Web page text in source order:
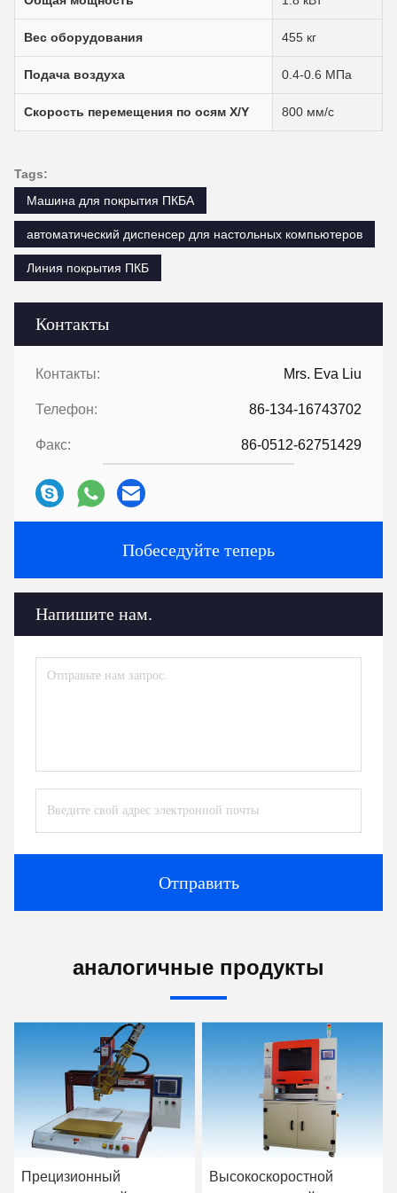
Контакты
Контакты: Mrs. Eva Liu
Телефон: 86-134-16743702
Факс: 86-0512-62751429
Побеседуйте теперь
Напишите нам.
Отправить
Вес оборудования 455 кг
Подача воздуха 0.4-0.6 МПа
Скорость перемещения по осям X/Y 800 мм/с
Tags:
Машина для покрытия ПКБА
автоматический диспенсер для настольных компьютеров
Линия покрытия ПКБ
аналогичные продукты
Прецизионный
Высокоскоростной